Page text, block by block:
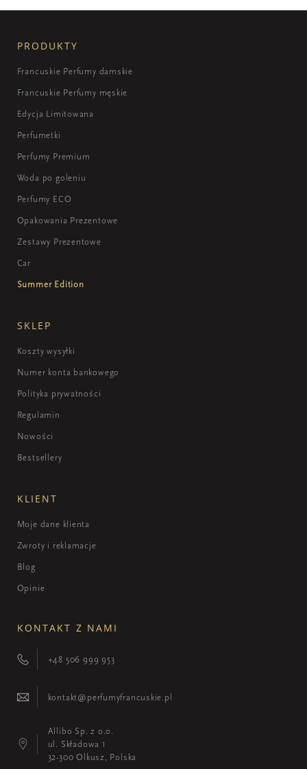
PRODUKTY
Francuskie Perfumy damskie
Francuskie Perfumy męskie
Edycja Limitowana
Perfumetki
Perfumy Premium
Woda po goleniu
Perfumy ECO
Opakowania Prezentowe
Zestawy Prezentowe
Car
Summer Edition
SKLEP
Koszty wysyłki
Numer konta bankowego
Polityka prywatności
Regulamin
Nowości
Bestsellery
KLIENT
Moje dane klienta
Zwroty i reklamacje
Blog
Opinie
KONTAKT Z NAMI
+48 506 999 953
kontakt@perfumyfrancuskie.pl
Allibo Sp. z o.o.
ul. Składowa 1
32-300 Olkusz, Polska